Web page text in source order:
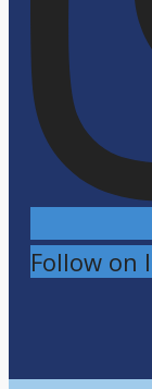
Follow on